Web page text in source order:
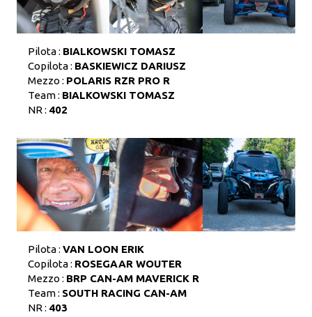
Pilota : BIALKOWSKI TOMASZ
Copilota : BASKIEWICZ DARIUSZ
Mezzo : POLARIS RZR PRO R
Team : BIALKOWSKI TOMASZ
NR : 402
Pilota : VAN LOON ERIK
Copilota : ROSEGAAR WOUTER
Mezzo : BRP CAN-AM MAVERICK R
Team : SOUTH RACING CAN-AM
NR : 403